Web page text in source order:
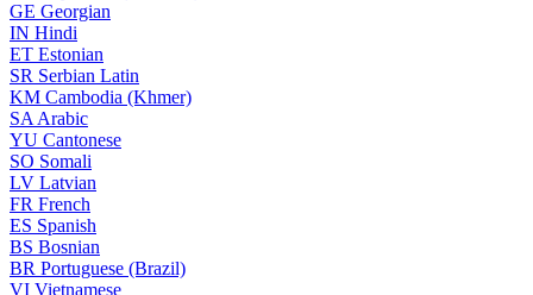
GE Georgian
IN Hindi
ET Estonian
SR Serbian Latin
KM Cambodia (Khmer)
SA Arabic
YU Cantonese
SO Somali
LV Latvian
FR French
ES Spanish
BS Bosnian
BR Portuguese (Brazil)
VI Vietnamese